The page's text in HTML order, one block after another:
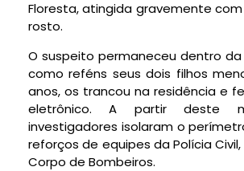
Floresta, atingida gravemente
rosto.
O suspeito permaneceu dentro
como reféns seus dois filhos
anos, os trancou na residência e
eletrônico. A partir deste
investigadores isolaram o
reforços de equipes da Polícia Civil,
Corpo de Bombeiros.